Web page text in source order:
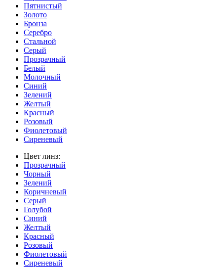
Пятнистый
Золото
Бронза
Серебро
Стальной
Серый
Прозрачный
Белый
Молочный
Синий
Зелений
Желтый
Красный
Розовый
Фиолетовый
Сиреневый
Цвет линз:
Прозрачный
Чорный
Зелений
Коричневый
Серый
Голубой
Синий
Желтый
Красный
Розовый
Фиолетовый
Сиреневый